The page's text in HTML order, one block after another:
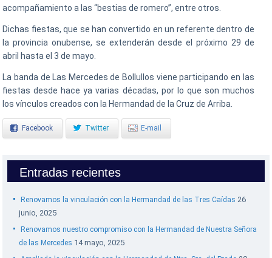
acompañamiento a las “bestias de romero”, entre otros.
Dichas fiestas, que se han convertido en un referente dentro de
la provincia onubense, se extenderán desde el próximo 29 de
abril hasta el 3 de mayo.
La banda de Las Mercedes de Bollullos viene participando en las
fiestas desde hace ya varias décadas, por lo que son muchos
los vínculos creados con la Hermandad de la Cruz de Arriba.
Facebook Twitter E-mail
Entradas recientes
Renovamos la vinculación con la Hermandad de las Tres Caídas 26
junio, 2025
Renovamos nuestro compromiso con la Hermandad de Nuestra Señora
de las Mercedes 14 mayo, 2025